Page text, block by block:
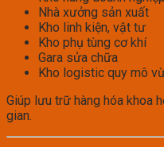
Nhà xưởng sản xuất
Kho linh kiện, vật tư
Kho phụ tùng cơ khí
Gara sửa chữa
Kho logistic quy mô
Giúp lưu trữ hàng hóa khoa
gian.